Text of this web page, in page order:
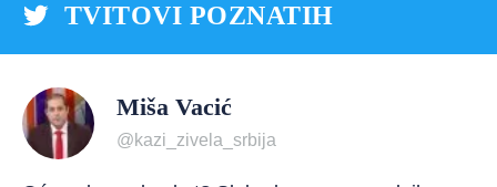
TVITOVI POZNATIH
Miša Vacić
@kazi_zivela_srbija